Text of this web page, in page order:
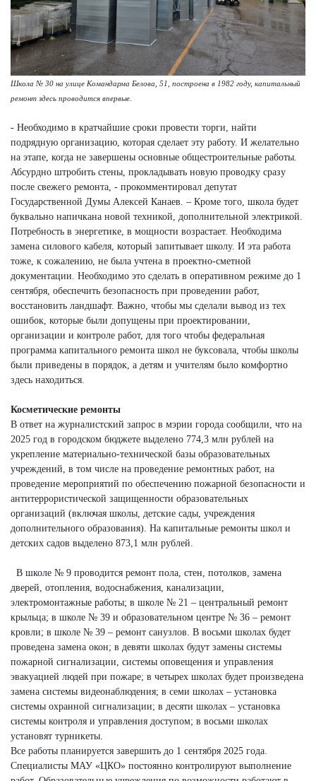
Школа № 30 на улице Командарма Белова, 51, построена в 1982 году, капитальный
ремонт здесь проводится впервые.
- Необходимо в кратчайшие сроки провести торги, найти
подрядную организацию, которая сделает эту работу. И желательно
на этапе, когда не завершены основные общестроительные работы.
Абсурдно штробить стены, прокладывать новую проводку сразу
после свежего ремонта, - прокомментировал депутат
Государственной Думы Алексей Канаев. – Кроме того, школа будет
буквально напичкана новой техникой, дополнительной электрикой.
Потребность в энергетике, в мощности возрастает. Необходима
замена силового кабеля, который запитывает школу. И эта работа
тоже, к сожалению, не была учтена в проектно-сметной
документации. Необходимо это сделать в оперативном режиме до 1
сентября, обеспечить безопасность при проведении работ,
восстановить ландшафт. Важно, чтобы мы сделали вывод из тех
ошибок, которые были допущены при проектировании,
организации и контроле работ, для того чтобы федеральная
программа капитального ремонта школ не буксовала, чтобы школы
были приведены в порядок, а детям и учителям было комфортно
здесь находиться.
Косметические ремонты
В ответ на журналистский запрос в мэрии города сообщили, что на
2025 год в городском бюджете выделено 774,3 млн рублей на
укрепление материально-технической базы образовательных
учреждений, в том числе на проведение ремонтных работ, на
проведение мероприятий по обеспечению пожарной безопасности и
антитеррористической защищенности образовательных
организаций (включая школы, детские сады, учреждения
дополнительного образования). На капитальные ремонты школ и
детских садов выделено 873,1 млн рублей.
В школе № 9 проводится ремонт пола, стен, потолков, замена
дверей, отопления, водоснабжения, канализации,
электромонтажные работы; в школе № 21 – центральный ремонт
крыльца; в школе № 39 и образовательном центре № 36 – ремонт
кровли; в школе № 39 – ремонт санузлов. В восьми школах будет
проведена замена окон; в девяти школах будут замены системы
пожарной сигнализации, системы оповещения и управления
эвакуацией людей при пожаре; в четырех школах будет произведена
замена системы видеонаблюдения; в семи школах – установка
системы охранной сигнализации; в десяти школах – установка
системы контроля и управления доступом; в восьми школах
установят турникеты.
Все работы планируется завершить до 1 сентября 2025 года.
Специалисты МАУ «ЦКО» постоянно контролируют выполнение